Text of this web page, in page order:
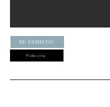
NU ESTHETIC
Pide cita